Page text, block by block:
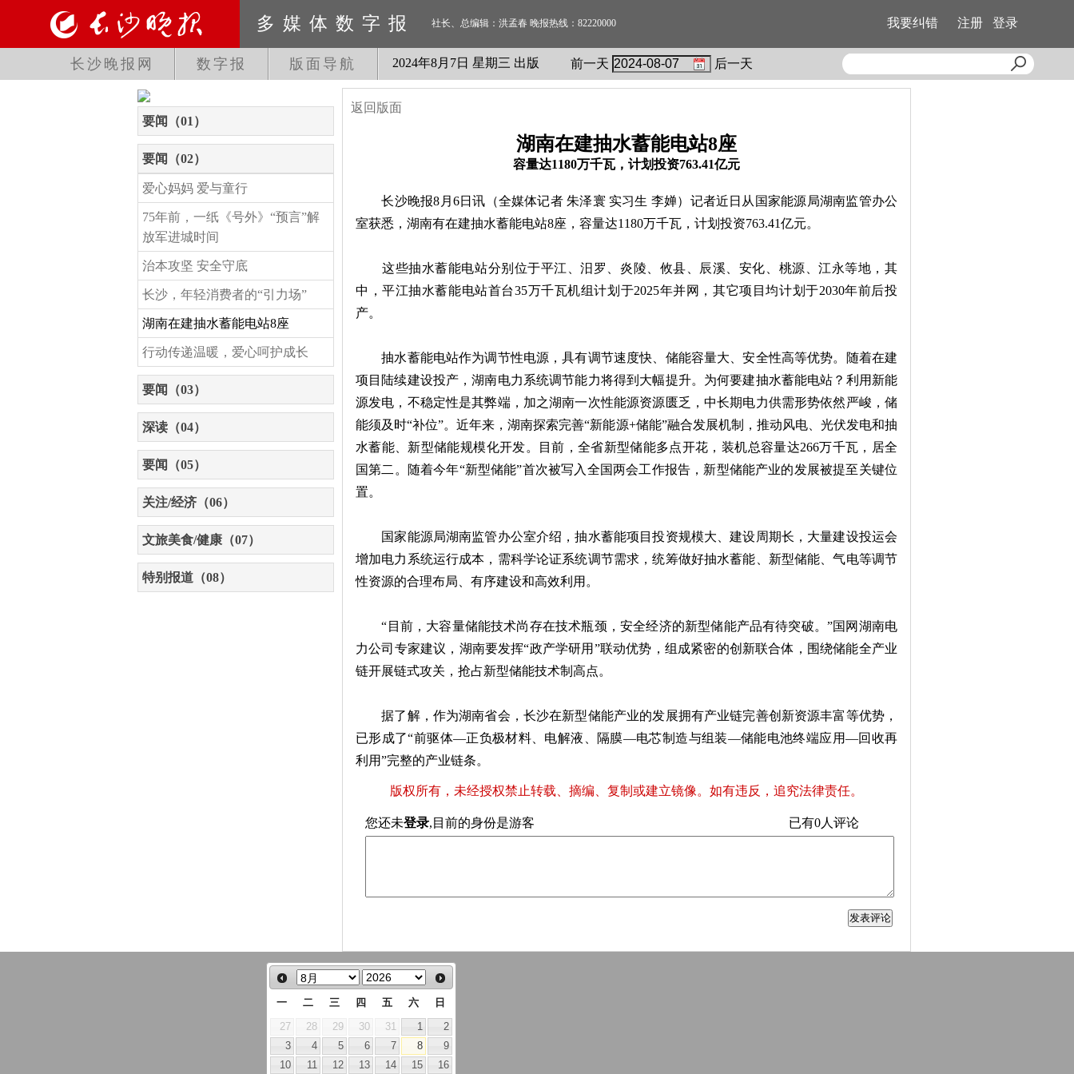
多媒体数字报 社长、总编辑：洪孟春 晚报热线：82220000 我要纠错 注册 登录
长沙晚报网 数字报 版面导航 2024年8月 7日 星期三 出版 前一天 后一天
要闻（01）
要闻（02）
爱心妈妈 爱与童行
75年前，一纸《号外》“预言”解
放军进城时间
治本攻坚 安全守底
长沙，年轻消费者的“引力场”
湖南在建抽水蓄能电站8座
行动传递温暖，爱心呵护成长
要闻（03）
深读（04）
要闻（05）
关注/经济（06）
文旅美食/健康（07）
特别报道（08）
返回版面
湖南在建抽水蓄能电站8座
容量达1180万千瓦，计划投资763.41亿元
长沙晚报8月6日讯（全媒体记者 朱泽寰 实习生 李婵）记者近日从国家能源局湖南监管办公
室获悉，湖南有在建抽水蓄能电站8座，容量达1180万千瓦，计划投资763.41亿元。
这些抽水蓄能电站分别位于平江、汨罗、炎陵、攸县、辰溪、安化、桃源、江永等地，其
中，平江抽水蓄能电站首台35万千瓦机组计划于2025年并网，其它项目均计划于2030年前后投
产。
抽水蓄能电站作为调节性电源，具有调节速度快、储能容量大、安全性高等优势。随着在建
项目陆续建设投产，湖南电力系统调节能力将得到大幅提升。为何要建抽水蓄能电站？利用新能
源发电，不稳定性是其弊端，加之湖南一次性能源资源匮乏，中长期电力供需形势依然严峻，储
能须及时“补位”。近年来，湖南探索完善“新能源+储能”融合发展机制，推动风电、光伏发电和抽
水蓄能、新型储能规模化开发。目前，全省新型储能多点开花，装机总容量达266万千瓦，居全
国第二。随着今年“新型储能”首次被写入全国两会工作报告，新型储能产业的发展被提至关键位
置。
国家能源局湖南监管办公室介绍，抽水蓄能项目投资规模大、建设周期长，大量建设投运会
增加电力系统运行成本，需科学论证系统调节需求，统筹做好抽水蓄能、新型储能、气电等调节
性资源的合理布局、有序建设和高效利用。
“目前，大容量储能技术尚存在技术瓶颈，安全经济的新型储能产品有待突破。”国网湖南电
力公司专家建议，湖南要发挥“政产学研用”联动优势，组成紧密的创新联合体，围绕储能全产业
链开展链式攻关，抢占新型储能技术制高点。
据了解，作为湖南省会，长沙在新型储能产业的发展拥有产业链完善创新资源丰富等优势，
已形成了“前驱体—正负极材料、电解液、隔膜—电芯制造与组装—储能电池终端应用—回收再
利用”完整的产业链条。
版权所有，未经授权禁止转载、摘编、复制或建立镜像。如有违反，追究法律责任。
您还未登录,目前的身份是游客 已有0人评论
一 二 三 四 五 六 日
27 28 29 30 31 1
2
3
4 5 6 7 8
9
10
11 12 13 14 15 16